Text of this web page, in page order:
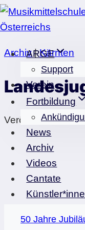
Zum
Inhalt
ARGE
Support
Verein
Fortbildung
News
Archiv
Videos
Cantate
50 Jahre
Archiv|Kärnten
Veröffentlicht am